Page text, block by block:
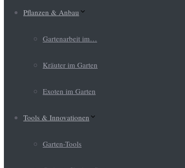
Pflanzen & Anbau
Gartenarbeit im…
Kräuter im Garten
Exoten im Garten
Tools & Innovationen
Garten-Tools